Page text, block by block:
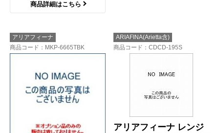
商品詳細はこちら
アリアフィーナ
商品コード ：MKP-6665TBK
ARIAFINA(Arietta含)
商品コード ：CDCD-195S
アリアフィーナ レンジ